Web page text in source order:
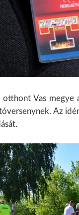
Vas megye
Az